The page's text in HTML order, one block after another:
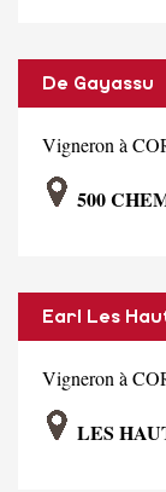
De Gayassu
Vigneron à
500
Earl Les
Vigneron à
LES